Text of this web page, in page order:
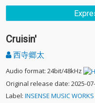
Cruisin'
西寺郷太
Audio format: 24bit/48kHz
Original release date: 2025-
Label: INSENSE MUSIC WORKS